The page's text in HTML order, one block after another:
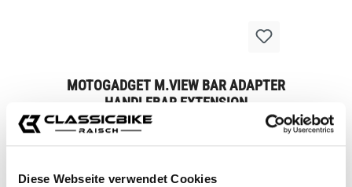
Diese Webseite verwendet Cookies
MOTOGADGET M.VIEW BAR ADAPTER
HANDLEBAR EXTENSION
€59.00*